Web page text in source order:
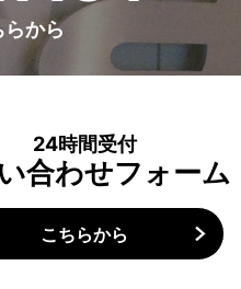
から
24時間受付
合わせフォーム
こちらから